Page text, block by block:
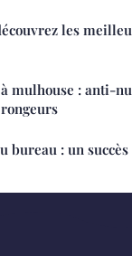
les
mulhouse : anti-
bureau : un succès